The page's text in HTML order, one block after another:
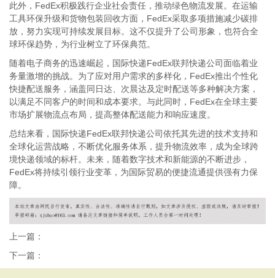
此外，FedEx积极践行企业社会责任，推动绿色物流发展。在运输
工具环保升级和货物包装回收方面，FedEx采取多项措施减少碳排
放，努力实现可持续发展目标。这不仅提升了公司形象，也符合全
球环保趋势，为行业树立了环保典范。
随着电子商务的迅速崛起，国际快递FedEx联邦快递公司面临着业
务量激增的挑战。为了应对用户需求的多样化，FedEx推出个性化
快捷配送服务，涵盖同日达、次晨达及定时配送等多种解决方案，
以满足不同客户的时间和成本要求。与此同时，FedEx在全球主要
市场扩展物流点布局，提高整体配送能力和响应速度。
总结来看，国际快递FedEx联邦快递公司依托其先进的技术支持和
全球化运营战略，不断优化服务体系，提升物流效率，成为全球跨
境快递领域的标杆。未来，随着数字技术和新能源的不断进步，
FedEx将持续引领行业变革，为国际贸易的便捷流通提供强有力保
障。
上一篇：
下一篇：